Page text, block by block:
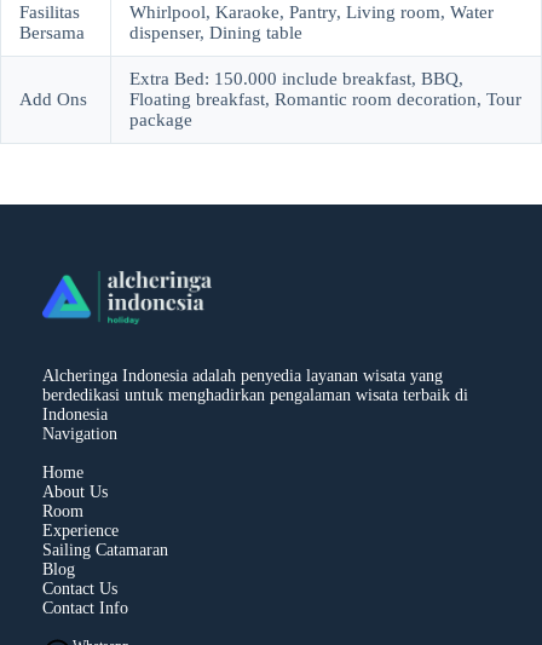
Fasilitas
Bersama
Whirlpool, Karaoke, Pantry, Living room, Water
dispenser, Dining table
Add Ons
Extra Bed: 150.000 include breakfast, BBQ,
Floating breakfast, Romantic room decoration, Tour
package
Alcheringa Indonesia adalah penyedia layanan wisata yang
berdedikasi untuk menghadirkan pengalaman wisata terbaik di
Indonesia
Navigation
Home
About Us
Room
Experience
Sailing Catamaran
Blog
Contact Us
Contact Info